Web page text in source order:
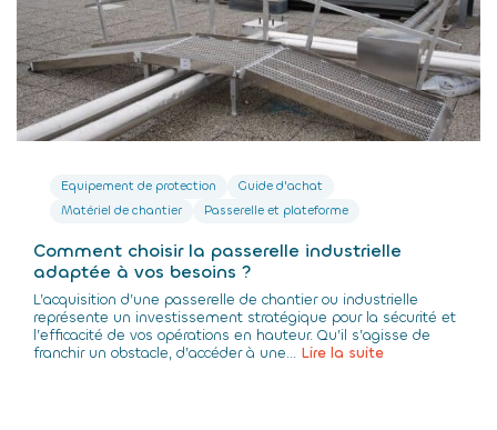
Equipement de protection
Guide d'achat
Matériel de chantier
Passerelle et plateforme
Comment choisir la passerelle industrielle
adaptée à vos besoins ?
L’acquisition d’une passerelle de chantier ou industrielle
représente un investissement stratégique pour la sécurité et
l’efficacité de vos opérations en hauteur. Qu’il s’agisse de
franchir un obstacle, d’accéder à une... Lire la suite